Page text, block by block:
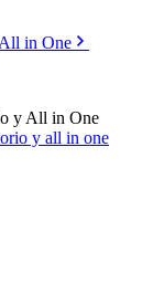
in One
y All in One
y all in one